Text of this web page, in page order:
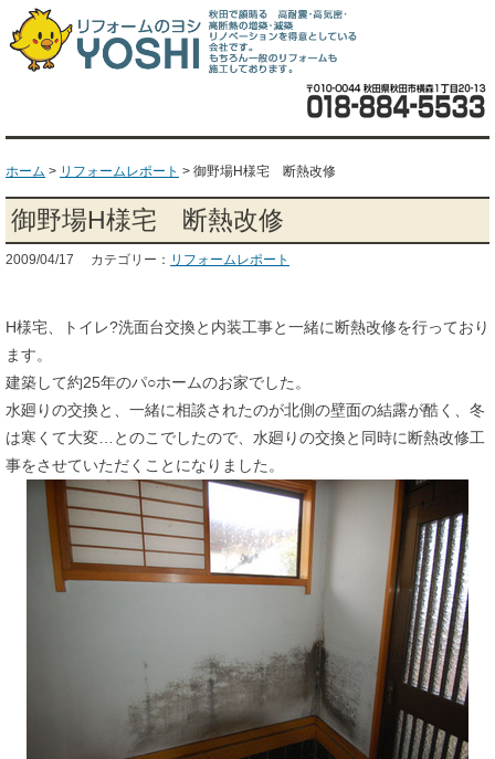
ホーム > リフォームレポート > 御野場H様宅 断熱改修
御野場H様宅 断熱改修
2009/04/17 カテゴリー： リフォームレポート
H様宅、トイレ?洗面台交換と内装工事と一緒に断熱改修を行っており
ます。
建築して約25年のパ○ホームのお家でした。
水廻りの交換と、一緒に相談されたのが北側の壁面の結露が酷く、冬
は寒くて大変…とのこでしたので、水廻りの交換と同時に断熱改修工
事をさせていただくことになりました。